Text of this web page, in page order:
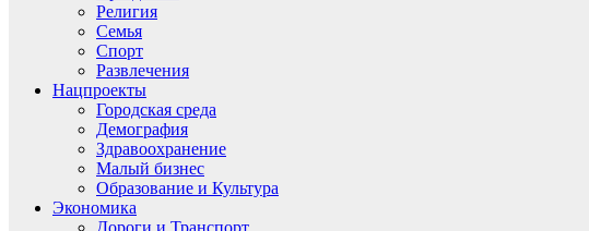
Религия
Семья
Спорт
Развлечения
Нацпроекты
Городская среда
Демография
Здравоохранение
Малый бизнес
Образование и Культура
Экономика
Дороги и Транспорт